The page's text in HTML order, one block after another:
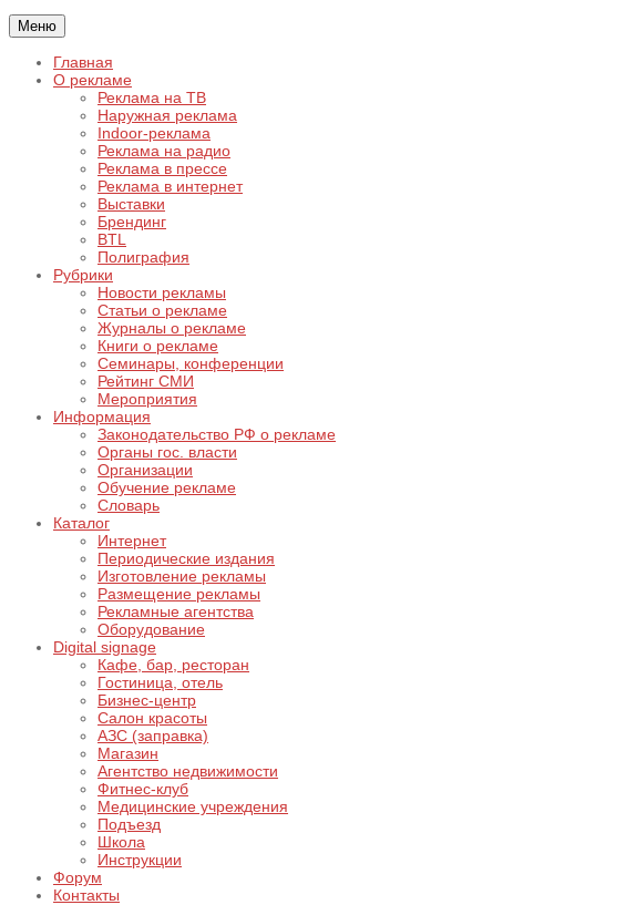
Меню
Главная
О рекламе
Реклама на ТВ
Наружная реклама
Indoor-реклама
Реклама на радио
Реклама в прессе
Реклама в интернет
Выставки
Брендинг
BTL
Полиграфия
Рубрики
Новости рекламы
Статьи о рекламе
Журналы о рекламе
Книги о рекламе
Семинары, конференции
Рейтинг СМИ
Мероприятия
Информация
Законодательство РФ о рекламе
Органы гос. власти
Организации
Обучение рекламе
Словарь
Каталог
Интернет
Периодические издания
Изготовление рекламы
Размещение рекламы
Рекламные агентства
Оборудование
Digital signage
Кафе, бар, ресторан
Гостиница, отель
Бизнес-центр
Салон красоты
АЗС (заправка)
Магазин
Агентство недвижимости
Фитнес-клуб
Медицинские учреждения
Подъезд
Школа
Инструкции
Форум
Контакты